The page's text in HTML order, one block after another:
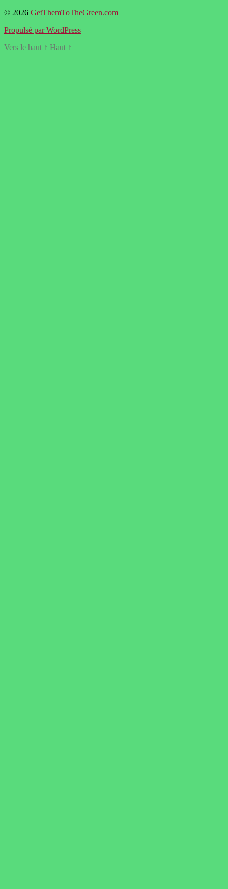
© 2026 GetThemToTheGreen.com
Propulsé par WordPress
Vers le haut ↑ Haut ↑